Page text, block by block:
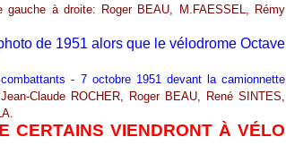
gauche à droite: Roger BEAU, M.FAESSEL, Rémy
de 1951 alors que le vélodrome Octave
- 7 octobre 1951 devant la camionnette
Claude ROCHER, Roger BEAU, René SINTES,
CERTAINS VIENDRONT À VÉLO